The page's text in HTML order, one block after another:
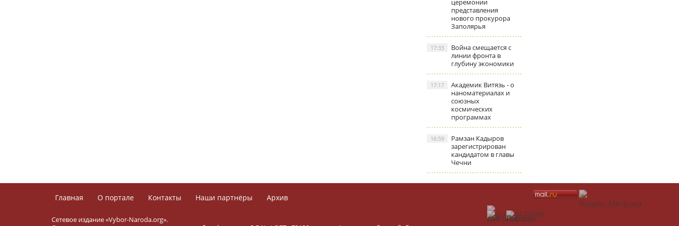
церемонии
представления
нового прокурора
Заполярья
Война смещается с
линии фронта в
глубину экономики
17:33
Академик Витязь - о
наноматериалах и
союзных
космических
программах
17:17
Рамзан Кадыров
зарегистрирован
кандидатом в главы
Чечни
16:59
Главная О портале Контакты Наши партнёры Архив
Сетевое издание «Vybor-Naroda.org».